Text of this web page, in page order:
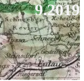
9.2019